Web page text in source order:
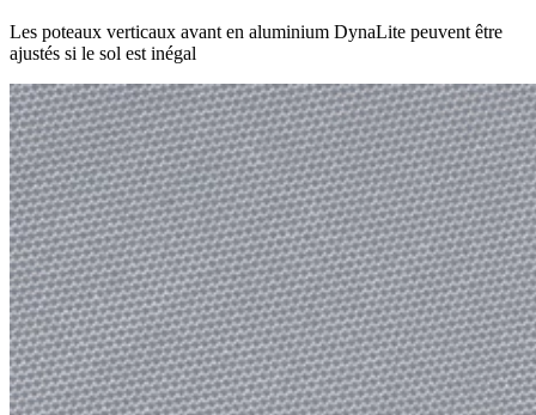
Les poteaux verticaux avant en aluminium DynaLite peuvent être
ajustés si le sol est inégal